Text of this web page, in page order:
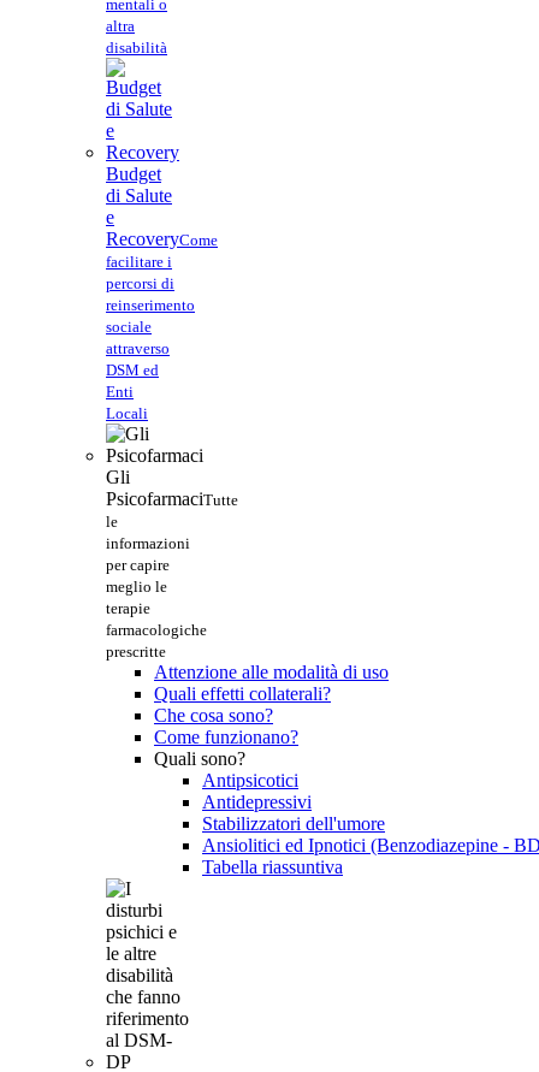
mentali o
altra
disabilità
Budget
di Salute
e
RecoveryCome
facilitare i
percorsi di
reinserimento
sociale
attraverso
DSM ed
Enti
Locali
Gli
PsicofarmaciTutte
le
informazioni
per capire
meglio le
terapie
farmacologiche
prescritte
Attenzione alle modalità di uso
Quali effetti collaterali?
Che cosa sono?
Come funzionano?
Quali sono?
Antipsicotici
Antidepressivi
Stabilizzatori dell'umore
Ansiolitici ed Ipnotici (Benzodiazepine -
Tabella riassuntiva